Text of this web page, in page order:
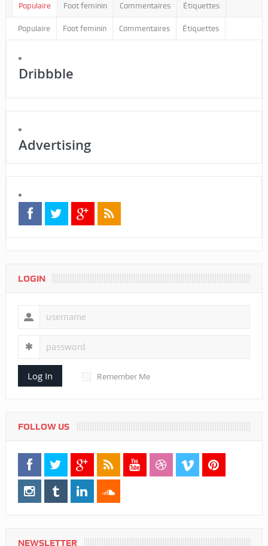
Populaire Foot feminin Commentaires Étiquettes
Populaire Foot feminin Commentaires Étiquettes
Dribbble
Advertising
LOGIN
Log In Remember Me
FOLLOW US
NEWSLETTER